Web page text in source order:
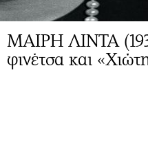
ΜΑΙΡΗ ΛΙΝΤΑ
φινέτσα και